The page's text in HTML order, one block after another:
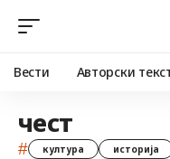
Вести Авторски
чест
# култура историја